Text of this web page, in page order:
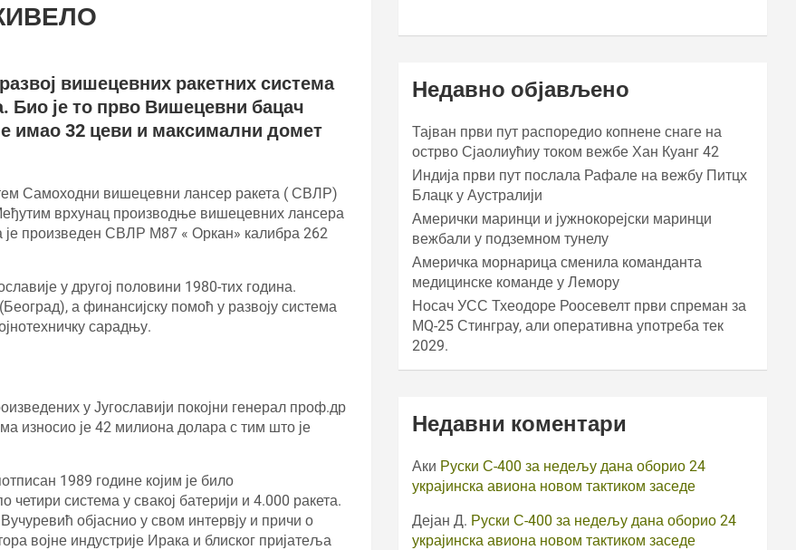
вишецевних ракетних система
Био је то прво Вишецевни бацач
имао 32 цеви и максимални домет
Самоходни вишецевни лансер ракета ( СВЛР)
врхунац производње вишецевних лансера
је произведен СВЛР М87 « Оркан» калибра 262
у другој половини 1980-тих година.
а финансијску помоћ у развоју система
сарадњу.
у Југославији покојни генерал проф.др
износио је 42 милиона долара с тим што је
1989 године којим је било
система у свакој батерији и 4.000 ракета.
објаснио у свом интервју и причи о
војне индустрије Ирака и блиског пријатеља
Недавно објављено
Тајван први пут распоредио копнене снаге на
острво Сјаолиућиу током вежбе Хан Куанг 42
Индија први пут послала Рафале на вежбу Питцх
Блацк у Аустралији
Амерички маринци и јужнокорејски маринци
вежбали у подземном тунелу
Америчка морнарица сменила команданта
медицинске команде у Лемору
Носач УСС Тхеодоре Роосевелт први спреман за
МQ-25 Стинграy, али оперативна употреба тек
2029.
Недавни коментари
Аки Руски С-400 за недељу дана оборио 24
украјинска авиона новом тактиком заседе
Дејан Д. Руски С-400 за недељу дана оборио 24
украјинска авиона новом тактиком заседе